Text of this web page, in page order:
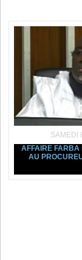
SAMEDI
AFFAIRE FARBA
AU